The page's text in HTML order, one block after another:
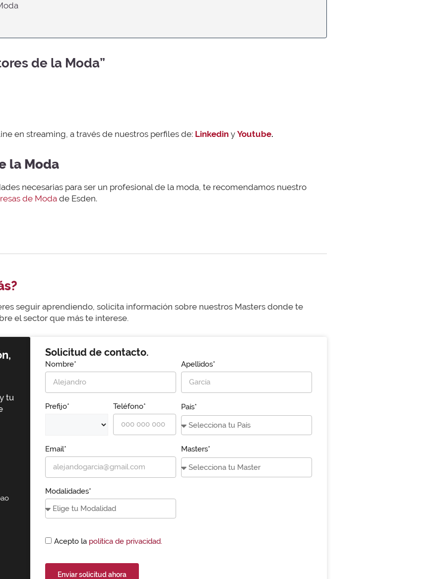
de la Moda”
en streaming, a través de nuestros perfiles de: Linkedin y Youtube.
la Moda
necesarias para ser un profesional de la moda, te recomendamos nuestro
de Moda de Esden.
seguir aprendiendo, solicita información sobre nuestros Masters donde te
el sector que más te interese.
tu
Solicitud de contacto.
Nombre* Apellidos*
Prefijo* Teléfono* País*
Email* Masters*
Modalidades*
Acepto la política de privacidad.
Enviar solicitud ahora